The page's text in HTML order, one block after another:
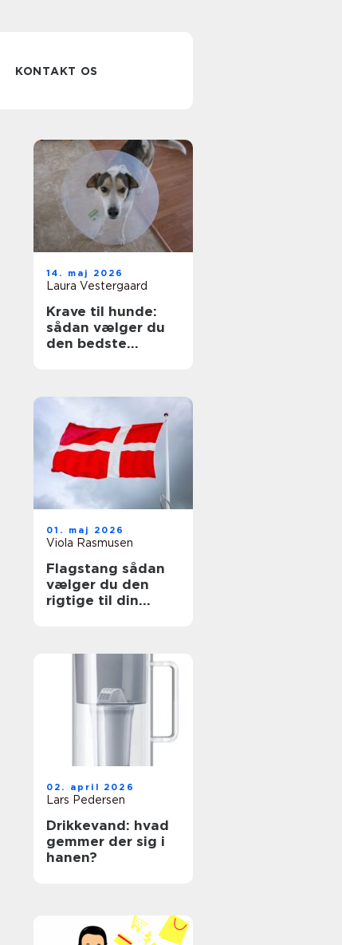
KONTAKT OS
14. maj 2026
Laura Vestergaard
Krave til hunde:
sådan vælger du
den bedste
01. maj 2026
Viola Rasmusen
Flagstang sådan
vælger du den
rigtige til din
02. april 2026
Lars Pedersen
Drikkevand: hvad
gemmer der sig i
hanen?